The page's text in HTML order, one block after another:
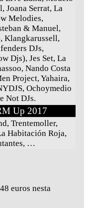
Joana Serrat, La
Melodies,
& Manuel,
Klangkarussell,
DJs,
Djs), Jes Set, La
Nando Costa
Project, Yahaira,
Ochoymedio
Not DJs.
Up 2017
Trentemoller,
Habitación Roja,
…
euros nesta